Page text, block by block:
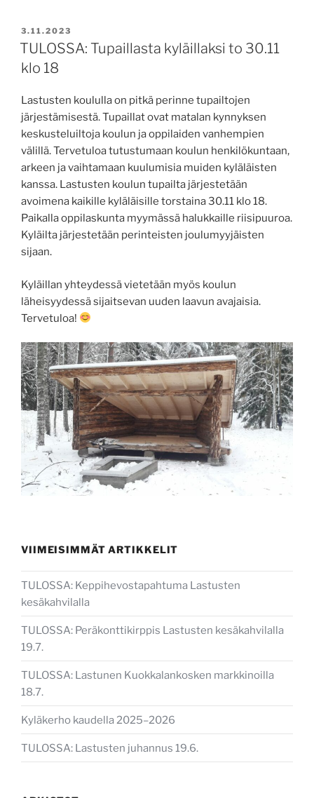
JULKAISTU
3.11.2023
TULOSSA: Tupaillasta kyläillaksi to 30.11
klo 18
Lastusten koululla on pitkä perinne tupailtojen
järjestämisestä. Tupaillat ovat matalan kynnyksen
keskusteluiltoja koulun ja oppilaiden vanhempien
välillä. Tervetuloa tutustumaan koulun henkilökuntaan,
arkeen ja vaihtamaan kuulumisia muiden kyläläisten
kanssa. Lastusten koulun tupailta järjestetään
avoimena kaikille kyläläisille torstaina 30.11 klo 18.
Paikalla oppilaskunta myymässä halukkaille riisipuuroa.
Kyläilta järjestetään perinteisten joulumyyjäisten
sijaan.
Kyläillan yhteydessä vietetään myös koulun
läheisyydessä sijaitsevan uuden laavun avajaisia.
Tervetuloa!
VIIMEISIMMÄT ARTIKKELIT
TULOSSA: Keppihevostapahtuma Lastusten
kesäkahvilalla
TULOSSA: Peräkonttikirppis Lastusten kesäkahvilalla
19.7.
TULOSSA: Lastunen Kuokkalankosken markkinoilla
18.7.
Kyläkerho kaudella 2025–2026
TULOSSA: Lastusten juhannus 19.6.